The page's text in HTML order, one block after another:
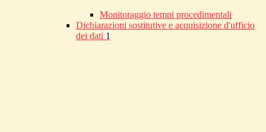
Monitoraggio tempi procedimentali
Dichiarazioni sostitutive e acquisizione d'ufficio
dei dati 1